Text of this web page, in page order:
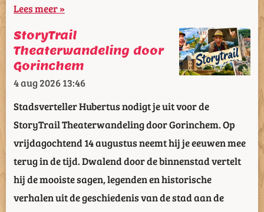
Lees meer »
StoryTrail
Theaterwandeling door
Gorinchem
4 aug 202613:46
Stadsverteller Hubertus nodigt je uit voor de
StoryTrail Theaterwandeling door Gorinchem. Op
vrijdagochtend 14 augustus neemt hij je eeuwen mee
terug in de tijd. Dwalend door de binnenstad vertelt
hij de mooiste sagen, legenden en historische
verhalen uit de geschiedenis van de stad aan de